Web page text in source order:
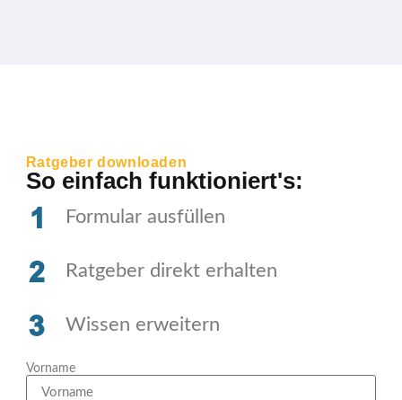
Ratgeber downloaden
So einfach funktioniert's:
Formular ausfüllen
Ratgeber direkt erhalten
Wissen erweitern
Vorname